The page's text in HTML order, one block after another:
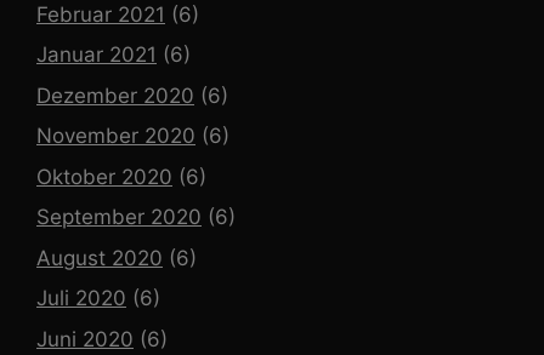
Februar 2021 (6)
Januar 2021 (6)
Dezember 2020 (6)
November 2020 (6)
Oktober 2020 (6)
September 2020 (6)
August 2020 (6)
Juli 2020 (6)
Juni 2020 (6)